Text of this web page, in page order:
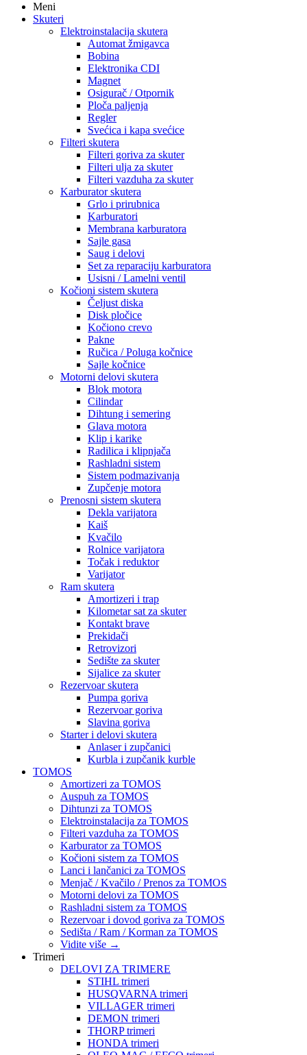
Meni
Skuteri
Elektroinstalacija skutera
Automat žmigavca
Bobina
Elektronika CDI
Magnet
Osigurač / Otpornik
Ploča paljenja
Regler
Svećica i kapa svećice
Filteri skutera
Filteri goriva za skuter
Filteri ulja za skuter
Filteri vazduha za skuter
Karburator skutera
Grlo i prirubnica
Karburatori
Membrana karburatora
Sajle gasa
Saug i delovi
Set za reparaciju karburatora
Usisni / Lamelni ventil
Kočioni sistem skutera
Čeljust diska
Disk pločice
Kočiono crevo
Pakne
Ručica / Poluga kočnice
Sajle kočnice
Motorni delovi skutera
Blok motora
Cilindar
Dihtung i semering
Glava motora
Klip i karike
Radilica i klipnjača
Rashladni sistem
Sistem podmazivanja
Zupčenje motora
Prenosni sistem skutera
Dekla varijatora
Kaiš
Kvačilo
Rolnice varijatora
Točak i reduktor
Varijator
Ram skutera
Amortizeri i trap
Kilometar sat za skuter
Kontakt brave
Prekidači
Retrovizori
Sedište za skuter
Sijalice za skuter
Rezervoar skutera
Pumpa goriva
Rezervoar goriva
Slavina goriva
Starter i delovi skutera
Anlaser i zupčanici
Kurbla i zupčanik kurble
TOMOS
Amortizeri za TOMOS
Auspuh za TOMOS
Dihtunzi za TOMOS
Elektroinstalacija za TOMOS
Filteri vazduha za TOMOS
Karburator za TOMOS
Kočioni sistem za TOMOS
Lanci i lančanici za TOMOS
Menjač / Kvačilo / Prenos za TOMOS
Motorni delovi za TOMOS
Rashladni sistem za TOMOS
Rezervoar i dovod goriva za TOMOS
Sedišta / Ram / Korman za TOMOS
Vidite više →
Trimeri
DELOVI ZA TRIMERE
STIHL trimeri
HUSQVARNA trimeri
VILLAGER trimeri
DEMON trimeri
THORP trimeri
HONDA trimeri